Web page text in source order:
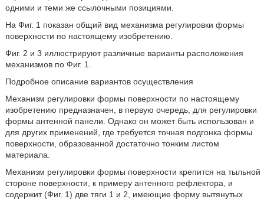
одними и теми же ссылочными позициями.
На Фиг. 1 показан общий вид механизма регулировки формы
поверхности по настоящему изобретению.
Фиг. 2 и 3 иллюстрируют различные варианты расположения
механизмов по Фиг. 1.
Подробное описание вариантов осуществления
Механизм регулировки формы поверхности по настоящему
изобретению предназначен, в первую очередь, для регулировки
формы антенной панели. Однако он может быть использован и
для других применений, где требуется точная подгонка формы
поверхности, образованной достаточно тонким листом
материала.
Механизм регулировки формы поверхности крепится на тыльной
стороне поверхности, к примеру антенного рефлектора, и
содержит (Фиг. 1) две тяги 1 и 2, имеющие форму вытянутых